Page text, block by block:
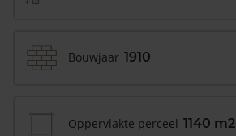
Bouwjaar 1910
Oppervlakte perceel 1140 m2